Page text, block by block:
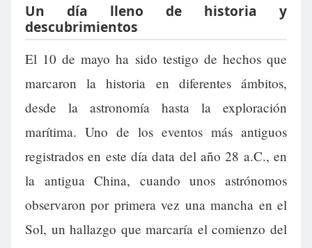
Un día lleno de historia y
descubrimientos
El 10 de mayo ha sido testigo de hechos que
marcaron la historia en diferentes ámbitos,
desde la astronomía hasta la exploración
marítima. Uno de los eventos más antiguos
registrados en este día data del año 28 a.C., en
la antigua China, cuando unos astrónomos
observaron por primera vez una mancha en el
Sol, un hallazgo que marcaría el comienzo del